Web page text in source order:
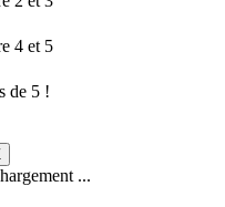
4 et 5
de 5 !
...